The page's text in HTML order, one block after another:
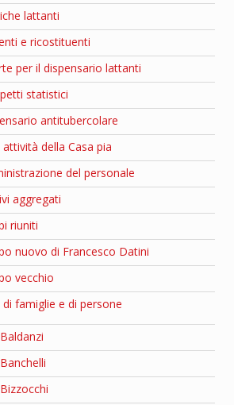
lattanti
e ricostituenti
per il dispensario lattanti
statistici
antitubercolare
della Casa pia
del personale
aggregati
riuniti
nuovo di Francesco Datini
vecchio
di famiglie e di persone
Baldanzi
Banchelli
Bizzocchi